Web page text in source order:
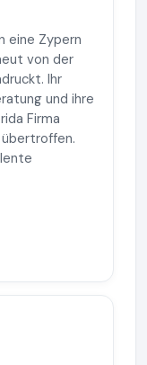
eine Zypern
von der
Ihr
und ihre
Firma